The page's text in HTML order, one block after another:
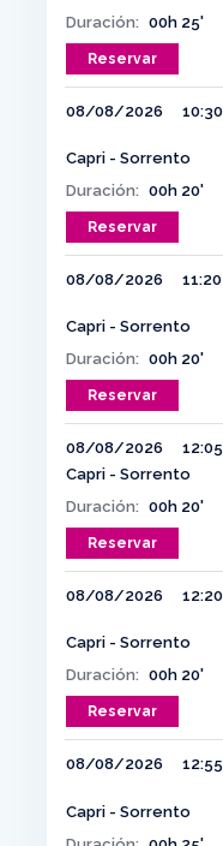
Duración: 00h 25'
Reservar
08/08/2026 10:30
Capri - Sorrento
Duración: 00h 20'
Reservar
08/08/2026 11:20
Capri - Sorrento
Duración: 00h 20'
Reservar
08/08/2026
12:05
Capri - Sorrento
Duración: 00h 20'
Reservar
08/08/2026 12:20
Capri - Sorrento
Duración: 00h 20'
Reservar
08/08/2026 12:55
Capri - Sorrento